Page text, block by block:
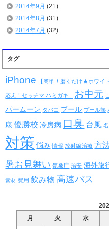
2014年9月 (21)
2014年8月 (31)
2014年7月 (32)
タグ
iPhone 【簡単！磨くだけ★ホワイ
応え！セッチマ ハミガキ... お中元
パームーン タバコ プール プール熱
康 優勝校 冷房病 口臭 台風
対策 悩み 情報 放射線治療 方
暑お見舞い 気象庁 治安 海外旅
素材 費用 飲み物 高速バス
月
火 水